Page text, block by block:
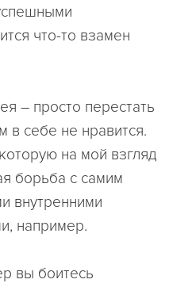
что-то взамен
– просто перестать
в себе не нравится.
на мой взгляд
борьба с самим
внутренними
например.
вы боитесь